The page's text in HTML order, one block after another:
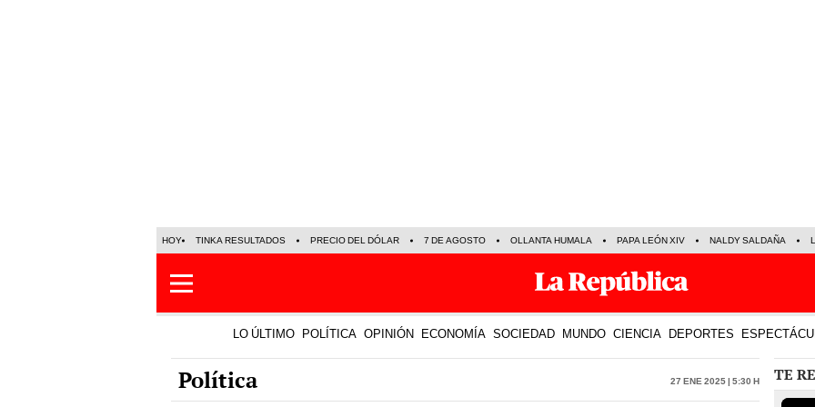
HOY TINKA RESULTADOS PRECIO DEL DÓLAR 7 DE AGOSTO OLLANTA HUMALA PAPA LEÓN XIV NALDY SALDAÑA
LO ÚLTIMO POLÍTICA OPINIÓN ECONOMÍA SOCIEDAD MUNDO CIENCIA DEPORTES
Política 27 Ene 2025 | 5:30 h TE